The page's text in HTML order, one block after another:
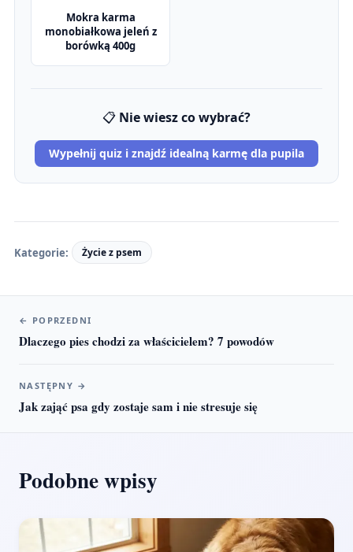
Mokra karma
monobiałkowa jeleń z
borówką 400g
📋 Nie wiesz co wybrać?
Wypełnij quiz i znajdź idealną karmę dla pupila
Kategorie: Życie z psem
← POPRZEDNI
Dlaczego pies chodzi za właścicielem? 7 powodów
NASTĘPNY →
Jak zająć psa gdy zostaje sam i nie stresuje się
Podobne wpisy